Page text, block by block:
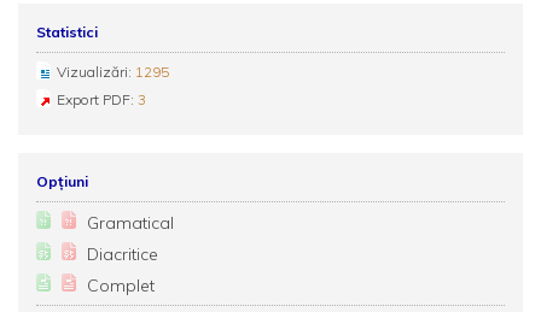
Statistici
Vizualizări: 1295
Export PDF: 3
Opțiuni
Gramatical
Diacritice
Complet